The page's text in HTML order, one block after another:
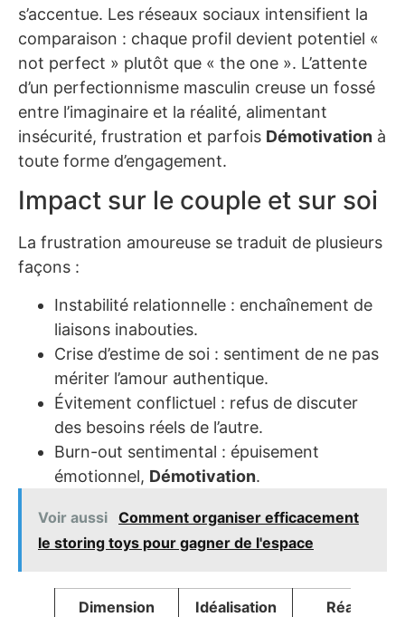
s’accentue. Les réseaux sociaux intensifient la
comparaison : chaque profil devient potentiel «
not perfect » plutôt que « the one ». L’attente
d’un perfectionnisme masculin creuse un fossé
entre l’imaginaire et la réalité, alimentant
insécurité, frustration et parfois Démotivation à
toute forme d’engagement.
Impact sur le couple et sur soi
La frustration amoureuse se traduit de plusieurs
façons :
Instabilité relationnelle : enchaînement de
liaisons inabouties.
Crise d’estime de soi : sentiment de ne pas
mériter l’amour authentique.
Évitement conflictuel : refus de discuter
des besoins réels de l’autre.
Burn-out sentimental : épuisement
émotionnel, Démotivation.
Voir aussi Comment organiser efficacement
le storing toys pour gagner de l'espace
Dimension Idéalisation Réalité